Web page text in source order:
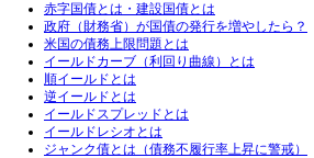
赤字国債とは・建設国債とは
政府（財務省）が国債の発行を増やしたら？
米国の債務上限問題とは
イールドカーブ（利回り曲線）とは
順イールドとは
逆イールドとは
イールドスプレッドとは
イールドレシオとは
ジャンク債とは（債務不履行率上昇に警戒）